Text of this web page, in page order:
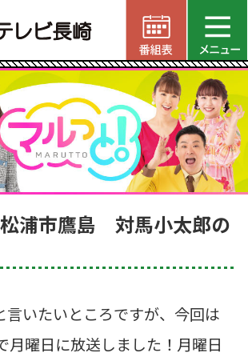
浦市鷹島 対馬小太郎の
言いたいところですが、今回は
月曜日に放送しました！月曜日